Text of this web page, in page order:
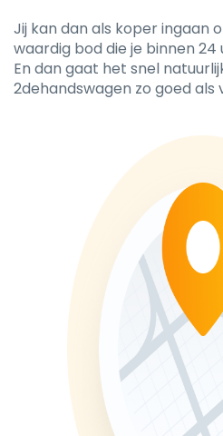
Jij kan dan als koper ingaan
waardig bod die je binnen
En dan gaat het snel
2dehandswagen zo goed als